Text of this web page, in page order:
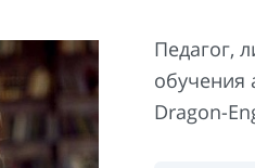
Педагог,
обучения
Dragon-